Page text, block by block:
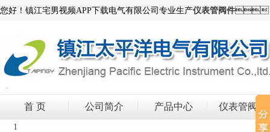
您好！镇江宅男视频APP下载电气有限公司专业生产仪表管阀件
首 页 公司简介 产品中心 仪表管阀件
1